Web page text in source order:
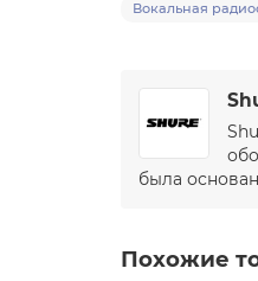
Вокальная
была
Похожие